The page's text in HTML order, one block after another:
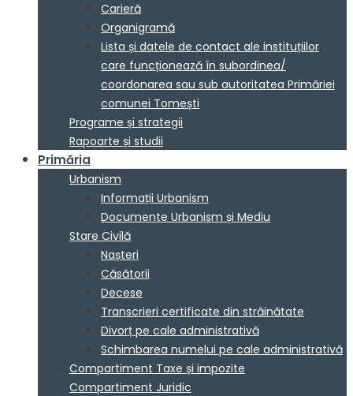
Carieră
Organigramă
Lista și datele de contact ale instituțiilor
care funcționează în subordinea/
coordonarea sau sub autoritatea Primăriei
comunei Tomești
Programe și strategii
Rapoarte și studii
Primăria
Urbanism
Informații Urbanism
Documente Urbanism și Mediu
Stare Civilă
Nașteri
Căsătorii
Decese
Transcrieri certificate din străinătate
Divorț pe cale administrativă
Schimbarea numelui pe cale administrativă
Compartiment Taxe și impozite
Compartiment Juridic